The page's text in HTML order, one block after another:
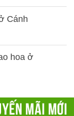
Cánh
hoa ở